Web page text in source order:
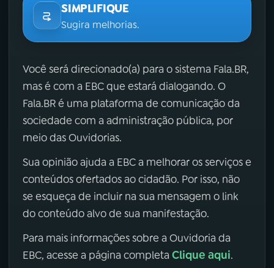
SIMPLIFIQUE
Sugira melhorias.
Você será direcionado(a) para o sistema Fala.BR,
mas é com a EBC que estará dialogando. O
Fala.BR é uma plataforma de comunicação da
sociedade com a administração pública, por
meio das Ouvidorias.
Sua opinião ajuda a EBC a melhorar os serviços e
conteúdos ofertados ao cidadão. Por isso, não
se esqueça de incluir na sua mensagem o link
do conteúdo alvo de sua manifestação.
Para mais informações sobre a Ouvidoria da
EBC, acesse a página completa Clique aqui.